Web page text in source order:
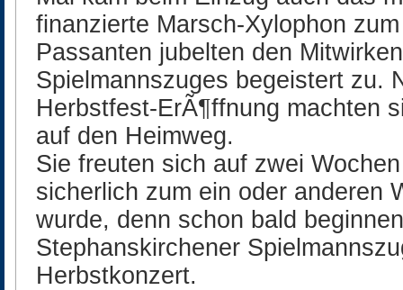
finanzierte Marsch-Xylophon
Passanten jubelten den
Spielmannszuges begeistert zu.
Herbstfest-ErÃ¶ffnung machten
auf den Heimweg.
Sie freuten sich auf zwei
sicherlich zum ein oder anderen
wurde, denn schon bald
Stephanskirchener
Herbstkonzert.